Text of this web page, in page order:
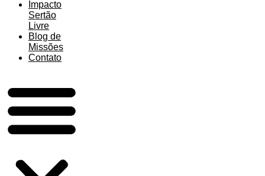
Impacto
Sertão
Livre
Blog de
Missões
Contato